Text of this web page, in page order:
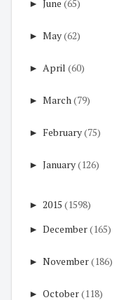
► June (65)
► May(62)
► April (60)
► March(79)
► February(75)
► January(126)
► 2015 (1598)
► December(165)
► November(186)
► October(118)